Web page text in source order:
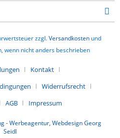
zzgl.Versandkosten und
wenn nicht anders beschrieben
Kontakt
Widerrufsrecht
AGB Impressum